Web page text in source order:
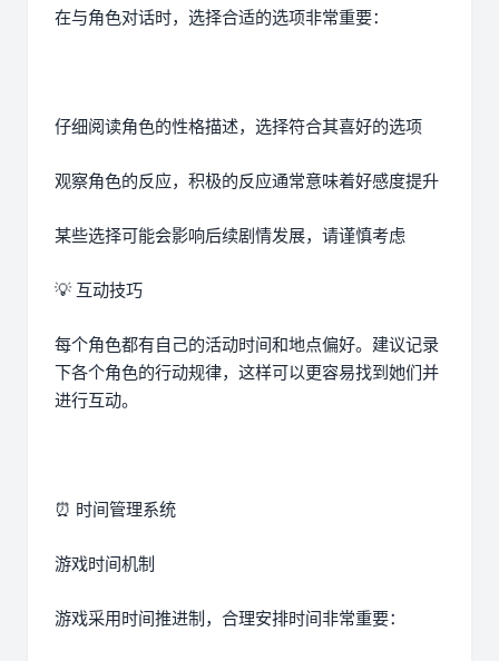
在与角色对话时，选择合适的选项非常重要：
仔细阅读角色的性格描述，选择符合其喜好的选项
观察角色的反应，积极的反应通常意味着好感度提升
某些选择可能会影响后续剧情发展，请谨慎考虑
💡 互动技巧
每个角色都有自己的活动时间和地点偏好。建议记录
下各个角色的行动规律，这样可以更容易找到她们并
进行互动。
⏰ 时间管理系统
游戏时间机制
游戏采用时间推进制，合理安排时间非常重要：